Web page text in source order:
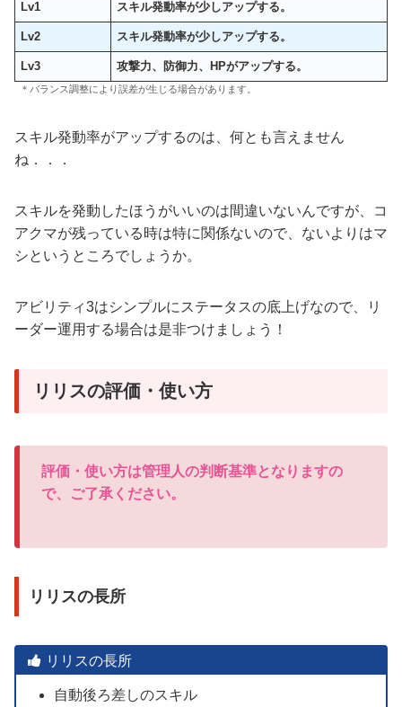
Lv1 スキル発動率が少しアップする。
Lv2 スキル発動率が少しアップする。
Lv3 攻撃力、防御力、HPがアップする。
＊バランス調整により誤差が生じる場合があります。
スキル発動率がアップするのは、何とも言えません
ね．．．
スキルを発動したほうがいいのは間違いないんですが、コ
アクマが残っている時は特に関係ないので、ないよりはマ
シというところでしょうか。
アビリティ3はシンプルにステータスの底上げなので、リ
ーダー運用する場合は是非つけましょう！
リリスの評価・使い方
評価・使い方は管理人の判断基準となりますの
で、ご了承ください。
リリスの長所
リリスの長所
自動後ろ差しのスキル